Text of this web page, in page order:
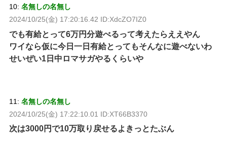
10: 名無しの名無し
2024/10/25(金) 17:20:16.42 ID:XdcZO7IZ0
でも有給とって6万円分遊べるって考えたらええやん
ワイなら仮に今日一日有給とってもそんなに遊べないわ
せいぜい1日中ロマサガやるくらいや
11: 名無しの名無し
2024/10/25(金) 17:22:10.01 ID:XT66B3370
次は3000円で10万取り戻せるよきっとたぶん